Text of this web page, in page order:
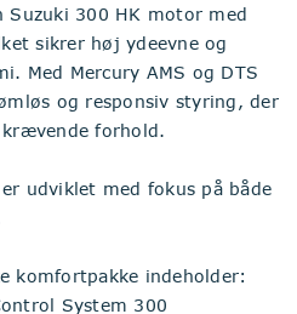
Suzuki 300 HK motor med
sikrer høj ydeevne og
Med Mercury AMS og DTS
og responsiv styring, der
forhold.
er udviklet med fokus på både
komfortpakke indeholder:
System 300